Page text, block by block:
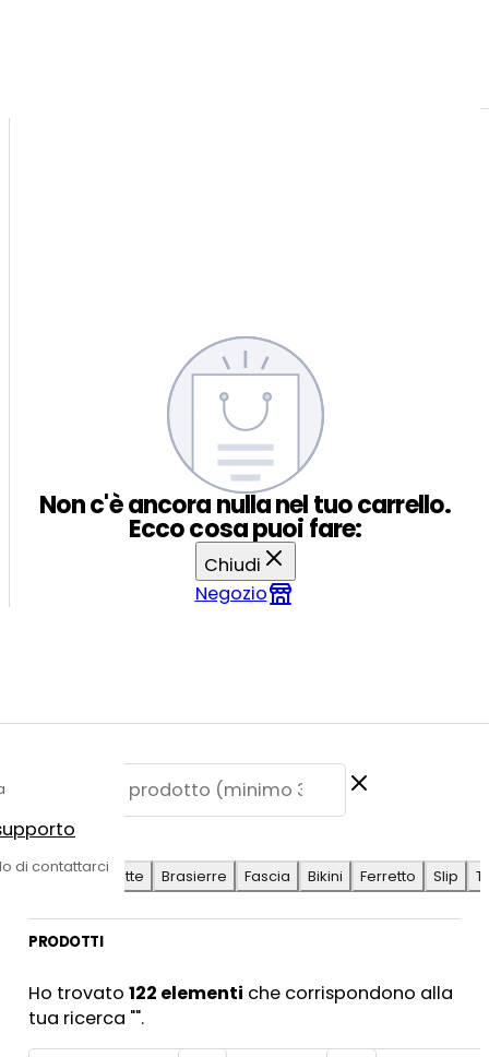
di contattarci
Non c'è ancora nulla nel tuo carrello.
Ecco cosa puoi fare:
Chiudi
Negozio
SUGGERITE
Antilope
Coulotte Brasierre Fascia Bikini Ferretto Slip
PRODOTTI
Ho trovato122 elementi che corrispondono alla
tua ricerca "".